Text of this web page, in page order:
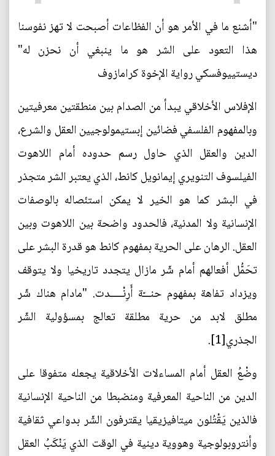
"أشنع ما في الأمر هو أن الفظاعات أصبحت لا تهز نفوسنا
هذا التعود على الشر هو ما ينبغي أن نحزن له"
ديستييوفسكي رواية الإخوة كرامازوف
الإفلاس الأخلاقي يبدأ من الصدام بين منطقتين معرفيتين
وبالمفهوم الفلسفي فضائين إبستيمولوجيين العقل والشرع،
الدين والعقل الذي حاول رسم حدوده أمام اللاهوت
الفيلسوف التنويري إيمانويل كانط، الذي يعتبر الشر متجذر
في البشر كما هو الخير لا يمكن استئصاله بالوصفات
الإنسانية ولا المدنية، فالحدود واضحة بين اللاهوت وبين
العقل. الرهان على الحرية بمفهوم كانط هو قدرة البشر على
تحَمُّل أفعالهم أمام شّر مازال يتجدد تاريخيا ولا يتوقف
ويزداد تفاهة بمفهوم حنـــّة أَرِنْـــــدت. "مادام هناك شّر
مطلق لابد من حرية مطلقة تعالج بمسؤولية الشّر
الجذري[1].
وضْعُ العقل أمام المساءلات الأخلاقية يجعله متفوقا على
الدين من الناحية المعرفية ومنضبطا من الناحية الإنسانية
فالذين يَقْتُلون ميتافيزيقيا يقترفون الشّر بدواعي ثقافية
وأنتروبولوجية وهووية دينية في الوقت الذي يَنْكَبُ العقل